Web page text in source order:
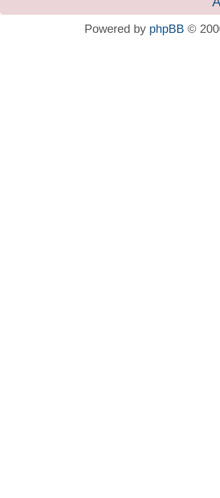
Powered by phpBB ©